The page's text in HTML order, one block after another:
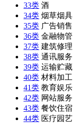
33类 酒
34类 烟草烟具
35类 广告销售
36类 金融物管
37类 建筑修理
38类 通讯服务
39类 运输贮藏
40类 材料加工
41类 教育娱乐
42类 网站服务
43类 餐饮住宿
44类 医疗园艺